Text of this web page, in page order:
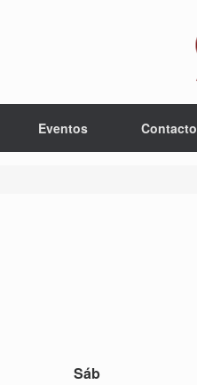
Eventos Contacto
Sábsábado